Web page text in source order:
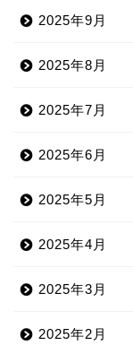
2025年9月
2025年8月
2025年7月
2025年6月
2025年5月
2025年4月
2025年3月
2025年2月